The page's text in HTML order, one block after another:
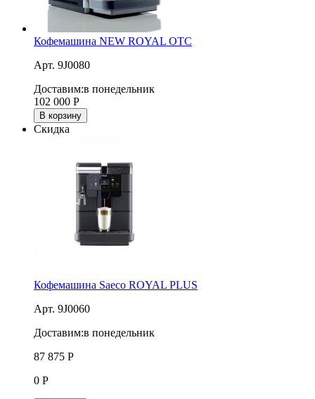
Кофемашина NEW ROYAL OTC
Арт. 9J0080
Доставим:в понедельник
102 000 Р
В корзину
Скидка
Кофемашина Saeco ROYAL PLUS
Арт. 9J0060
Доставим:в понедельник
87 875 Р
0 Р